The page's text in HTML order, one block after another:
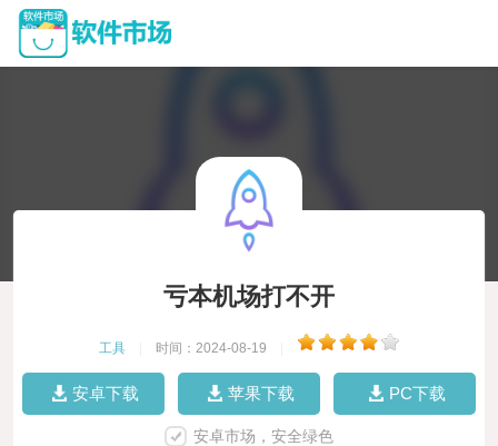
亏本机场打不开
工具 时间：2024-08-19
安卓下载 苹果下载 PC下载
安卓市场，安全绿色